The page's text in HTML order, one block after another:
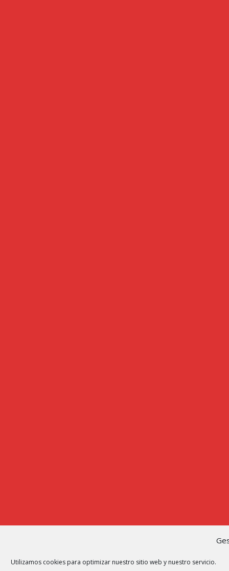
Utilizamos cookies para optimizar nuestro sitio web y nuestro servicio.